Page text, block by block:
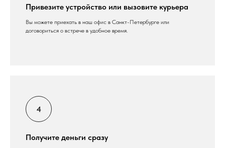
Привезите устройство или вызовите курьера
Вы можете приехать в наш офис в Санкт-Петербурге или
договориться о встрече в удобное время.
Получите деньги сразу